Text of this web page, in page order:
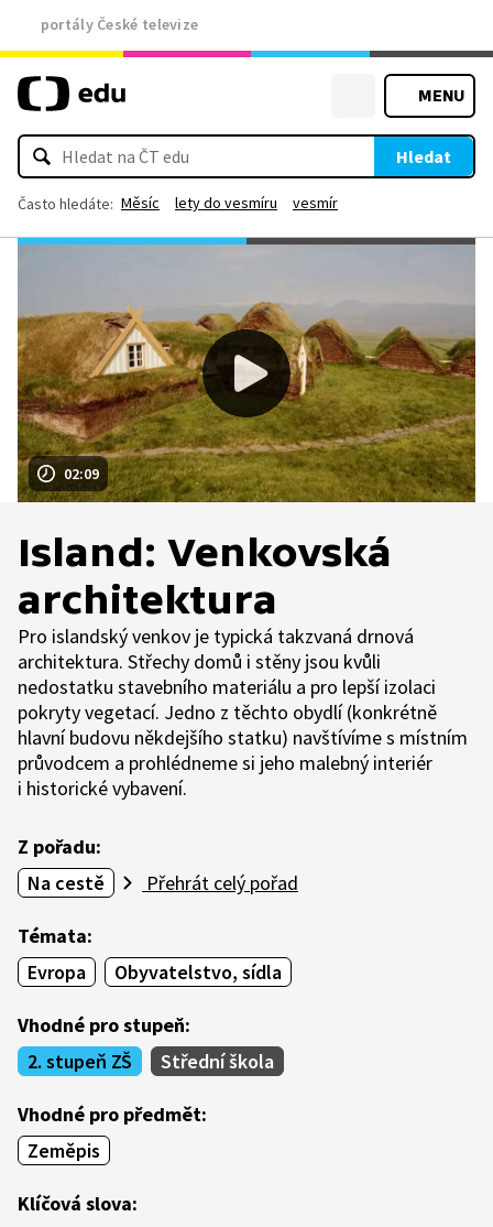
portály České televize
MENU
Hledat
Často hledáte: Měsíc lety do vesmíru vesmír
02:09
Island: Venkovská
architektura
Pro islandský venkov je typická takzvaná drnová
architektura. Střechy domů i stěny jsou kvůli
nedostatku stavebního materiálu a pro lepší izolaci
pokryty vegetací. Jedno z těchto obydlí (konkrétně
hlavní budovu někdejšího statku) navštívíme s místním
průvodcem a prohlédneme si jeho malebný interiér
i historické vybavení.
Z pořadu:
Na cestě
Přehrát celý pořad
Témata:
Evropa
Obyvatelstvo, sídla
Vhodné pro stupeň:
2. stupeň ZŠ
Střední škola
Vhodné pro předmět:
Zeměpis
Klíčová slova: